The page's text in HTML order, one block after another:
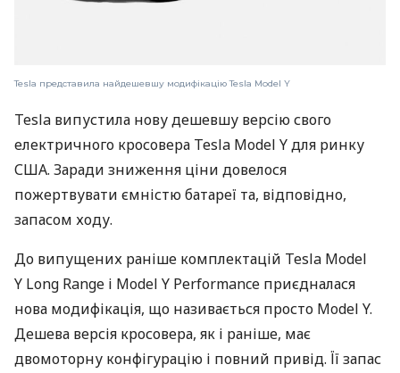
Tesla представила найдешевшу модифікацію Tesla Model Y
Tesla випустила нову дешевшу версію свого
електричного кросовера Tesla Model Y для ринку
США. Заради зниження ціни довелося
пожертвувати ємністю батареї та, відповідно,
запасом ходу.
До випущених раніше комплектацій Tesla Model
Y Long Range і Model Y Performance приєдналася
нова модифікація, що називається просто Model Y.
Дешева версія кросовера, як і раніше, має
двомоторну конфігурацію і повний привід. Її запас